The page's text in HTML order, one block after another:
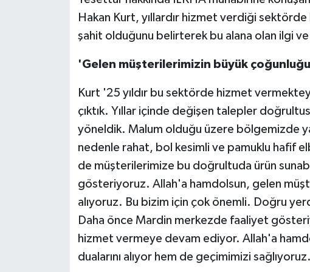
Hakan Kurt, yıllardır hizmet verdiği
şahit olduğunu belirterek bu alana olan ilgi
'Gelen müşterilerimizin büyük
Kurt '25 yıldır bu sektörde hizmet
çıktık. Yıllar içinde değişen talepler
yöneldik. Malum olduğu üzere bölgemizde
nedenle rahat, bol kesimli ve pamuklu hafif
de müşterilerimize bu doğrultuda ürün
gösteriyoruz. Allah'a hamdolsun, gelen
alıyoruz. Bu bizim için çok önemli. Doğru
Daha önce Mardin merkezde faaliyet
hizmet vermeye devam ediyor. Allah'a
dualarını alıyor hem de geçimimizi